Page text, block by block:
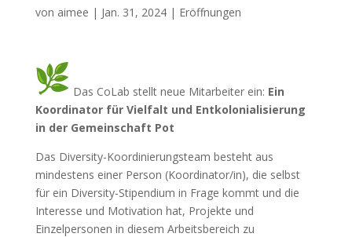
von aimee | Jan. 31, 2024| Eröffnungen
Das CoLab stellt neue Mitarbeiter ein: Ein
Koordinator für Vielfalt und Entkolonialisierung
in der Gemeinschaft Pot
Das Diversity-Koordinierungsteam besteht aus
mindestens einer Person (Koordinator/in), die selbst
für ein Diversity-Stipendium in Frage kommt und die
Interesse und Motivation hat, Projekte und
Einzelpersonen in diesem Arbeitsbereich zu